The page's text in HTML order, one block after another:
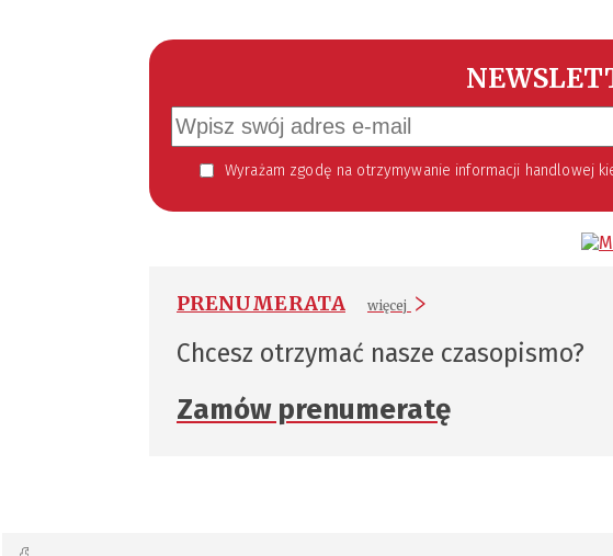
Wyrażam zgodę na otrzymywanie informacji handlowej kierowanej do mnie za pomocą środków komunikacji elektronicznej w szczególności poczty elektronicznej zgodnie z przepisem art. 10 ust 2 ustawy z dnia 18 lipca 2002 roku o świadczeniu usług drogą elektroniczną (Dz. U. 144 z 2002 r. poz.
PRENUMERATA więcej
Chcesz otrzymać nasze czasopismo?
Zamów prenumeratę